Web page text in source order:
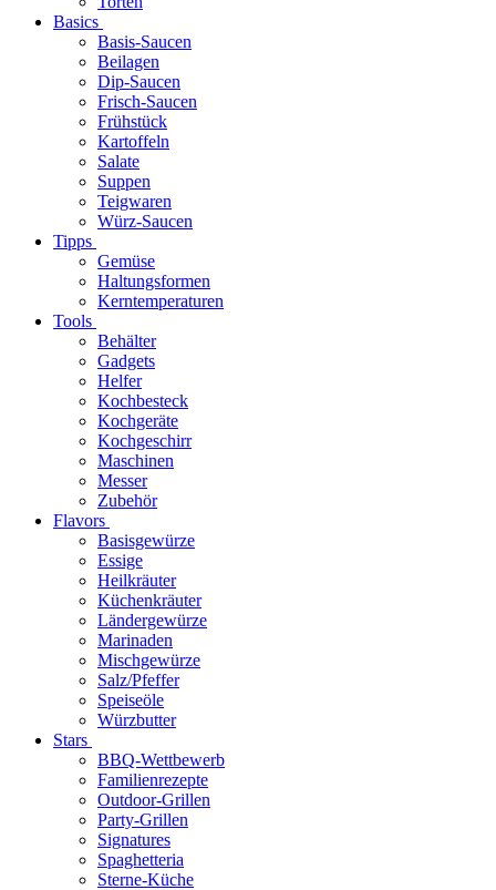
Basics
Basis-Saucen
Beilagen
Dip-Saucen
Frisch-Saucen
Frühstück
Kartoffeln
Salate
Suppen
Teigwaren
Würz-Saucen
Tipps
Gemüse
Haltungsformen
Kerntemperaturen
Tools
Behälter
Gadgets
Helfer
Kochbesteck
Kochgeräte
Kochgeschirr
Maschinen
Messer
Zubehör
Flavors
Basisgewürze
Essige
Heilkräuter
Küchenkräuter
Ländergewürze
Marinaden
Mischgewürze
Salz/Pfeffer
Speiseöle
Würzbutter
Stars
BBQ-Wettbewerb
Familienrezepte
Outdoor-Grillen
Party-Grillen
Signatures
Spaghetteria
Sterne-Küche